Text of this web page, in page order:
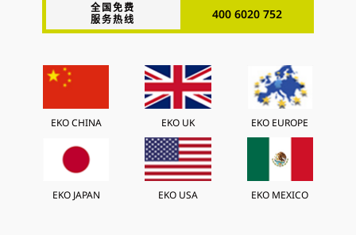
全国免费
服务热线
400 6020 752
EKO CHINA EKO UK EKO EUROPE
EKO JAPAN EKO USA EKO MEXICO